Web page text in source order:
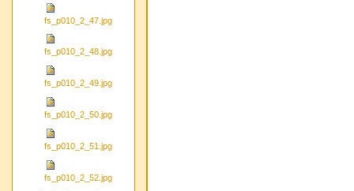
fs_p010_2_47.jpg
fs_p010_2_48.jpg
fs_p010_2_49.jpg
fs_p010_2_50.jpg
fs_p010_2_51.jpg
fs_p010_2_52.jpg